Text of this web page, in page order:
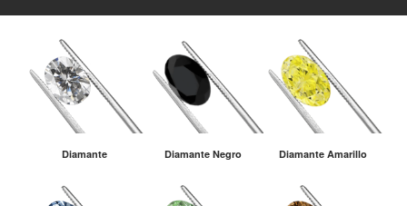
Diamante Diamante Negro Diamante Amarillo